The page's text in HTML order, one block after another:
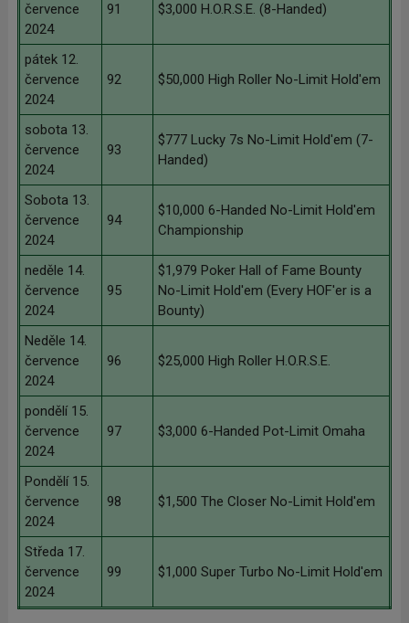
července
2024
91 $3,000 H.O.R.S.E. (8-Handed)
pátek 12.
července
2024
92 $50,000 High Roller No-Limit Hold'em
sobota 13.
července
2024
93
$777 Lucky 7s No-Limit Hold'em (7-
Handed)
Sobota 13.
července
2024
94
$10,000 6-Handed No-Limit Hold'em
Championship
neděle 14.
července
2024
95
$1,979 Poker Hall of Fame Bounty
No-Limit Hold'em (Every HOF'er is a
Bounty)
Neděle 14.
července
2024
96 $25,000 High Roller H.O.R.S.E.
pondělí 15.
července
2024
97 $3,000 6-Handed Pot-Limit Omaha
Pondělí 15.
července
2024
98 $1,500 The Closer No-Limit Hold'em
Středa 17.
července
2024
99 $1,000 Super Turbo No-Limit Hold'em